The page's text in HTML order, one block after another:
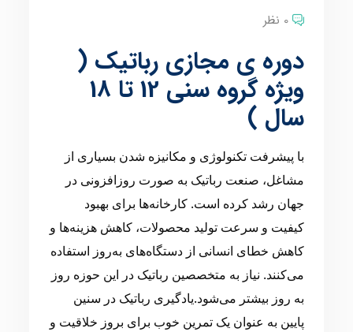
0 نظر
دوره ی مجازی رباتیک (
ویژه گروه سنی 12 تا 18
سال )
با پیشرفت تکنولوژی و مکانیزه شدن بسیاری از
مشاغل، صنعت رباتیک به صورت روزافزونی در
جهان رشد کرده است. کارخانه‌ها برای بهبود
کیفیت و سرعت تولید محصولات، کاهش هزینه‌ها و
کاهش خطای انسانی از دستگاه‌های به‌روز استفاده
می‌کنند. نیاز به متخصصین رباتیک در این حوزه روز
به روز بیشتر می‌شود.یادگیری رباتیک در سنین
پایین به عنوان یک تمرین خوب برای بروز خلاقیت و